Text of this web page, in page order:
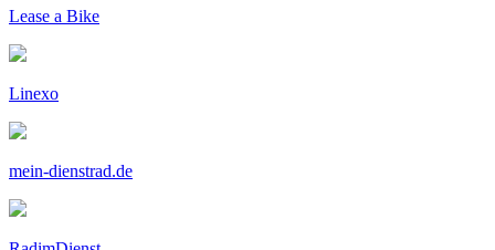
Lease a Bike
Linexo
mein-dienstrad.de